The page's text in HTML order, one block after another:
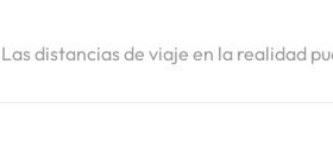
distancias de viaje en la realidad